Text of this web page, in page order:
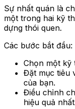
Sự nhất quán là
một trong hai kỹ
dựng thói quen.
Các bước bắt đầu:
Chọn một kỹ
Đặt mục tiêu
của bạn.
Điều chỉnh
hiệu quả